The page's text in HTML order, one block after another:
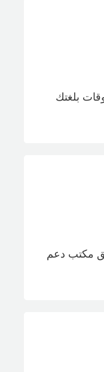
بلغتك
مكتب دعم